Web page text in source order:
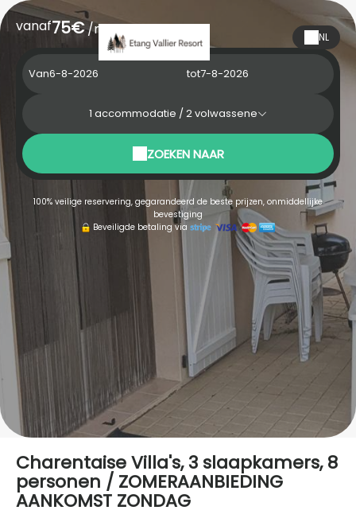
NL
vanaf75€/nacht
Van tot
1 accommodatie /2volwassene
ZOEKEN NAAR
100% veilige reservering, gegarandeerd de beste prijzen, onmiddellijke
bevestiging
Beveiligde betaling via
Charentaise Villa's, 3 slaapkamers, 8
personen / ZOMERAANBIEDING
AANKOMST ZONDAG